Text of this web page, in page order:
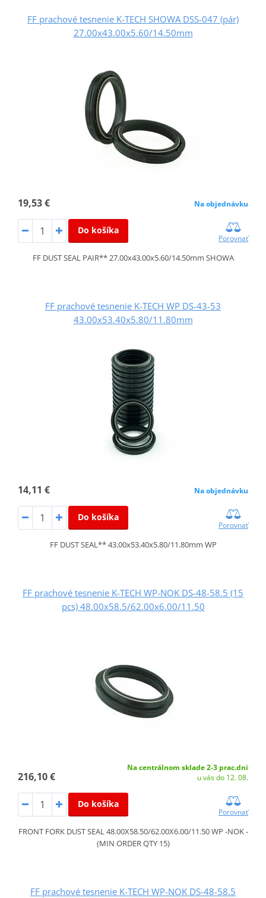
FF prachové tesnenie K-TECH SHOWA DSS-047 (pár)
27.00x43.00x5.60/14.50mm
19,53 € Na objednávku
Do košíka
Porovnať
FF DUST SEAL PAIR** 27.00x43.00x5.60/14.50mm SHOWA
FF prachové tesnenie K-TECH WP DS-43-53
43.00x53.40x5.80/11.80mm
14,11 € Na objednávku
Do košíka
Porovnať
FF DUST SEAL** 43.00x53.40x5.80/11.80mm WP
FF prachové tesnenie K-TECH WP-NOK DS-48-58.5 (15
pcs) 48.00x58.5/62.00x6.00/11.50
216,10 €
Na centrálnom sklade 2-3 prac.dni
u vás do 12. 08.
Do košíka
Porovnať
FRONT FORK DUST SEAL 48.00X58.50/62.00X6.00/11.50 WP -NOK -
(MIN ORDER QTY 15)
FF prachové tesnenie K-TECH WP-NOK DS-48-58.5